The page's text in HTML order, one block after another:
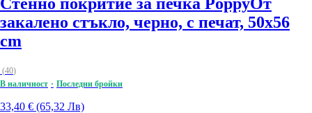
закалено стъкло, черно, с печат, 50x56
cm
(40)
В наличност
Последни бройки
33,40 € (65,32 Лв)